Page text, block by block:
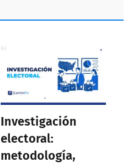
Investigación
electoral:
metodología,